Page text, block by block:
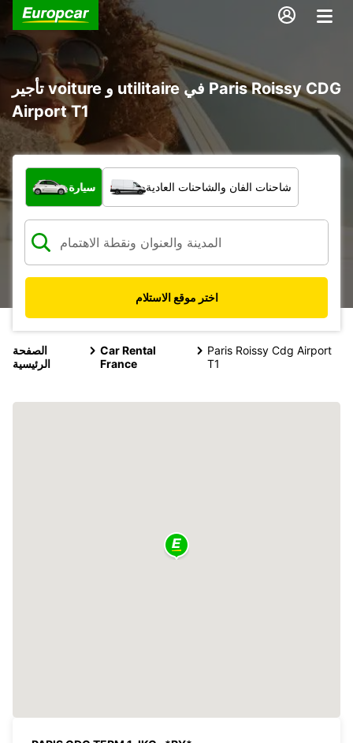
تأجير voiture و utilitaire في Paris Roissy CDG
Airport T1
ما نوع المركبة؟
سيارة شاحنات الفان والشاحنات العادية
اختر موقع الاستلام
الصفحة
الرئيسية
Car Rental
France
Paris Roissy Cdg Airport
T1